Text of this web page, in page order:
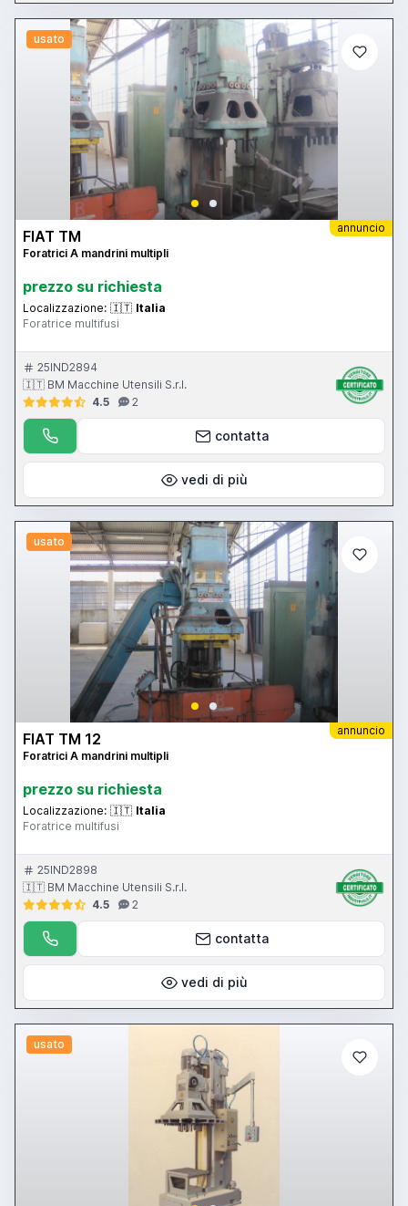
usato
annuncio
FIAT TM
Foratrici A mandrini multipli
prezzo su richiesta
Localizzazione: 🇮🇹 Italia
Foratrice multifusi
25IND2894
🇮🇹 BM Macchine Utensili S.r.l.
4.5
2
contatta
vedi di più
usato
annuncio
FIAT TM 12
Foratrici A mandrini multipli
prezzo su richiesta
Localizzazione: 🇮🇹 Italia
Foratrice multifusi
25IND2898
🇮🇹 BM Macchine Utensili S.r.l.
4.5
2
contatta
vedi di più
usato